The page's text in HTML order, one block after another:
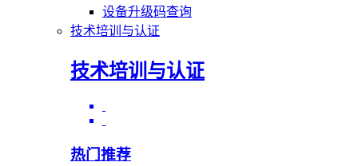
设备升级码查询
技术培训与认证
技术培训与认证
热门推荐